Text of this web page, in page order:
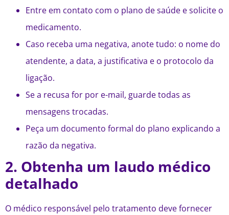
Entre em contato com o plano de saúde e solicite o
medicamento.
Caso receba uma negativa, anote tudo: o nome do
atendente, a data, a justificativa e o protocolo da
ligação.
Se a recusa for por e-mail, guarde todas as
mensagens trocadas.
Peça um documento formal do plano explicando a
razão da negativa.
2. Obtenha um laudo médico
detalhado
O médico responsável pelo tratamento deve fornecer